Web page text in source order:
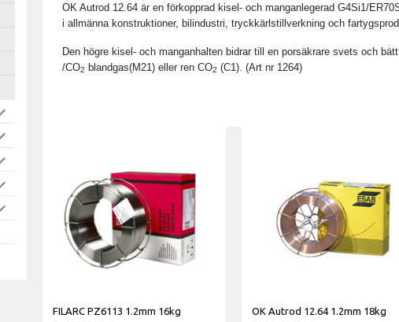
OK Autrod 12.64 är en förkopprad kisel- och manganlegerad G4Si1/
i allmänna konstruktioner, bilindustri, tryckkärlstillverkning och
Den högre kisel- och manganhalten bidrar till en porsäkrare svets och
/CO2 blandgas(M21) eller ren CO2 (C1). (Art nr 1264)
FILARC PZ6113 1.2mm 16kg
OK Autrod 12.64 1.2mm 18kg